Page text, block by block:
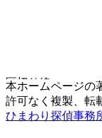
本ホームページの
許可なく複製、転
ひまわり探偵事務